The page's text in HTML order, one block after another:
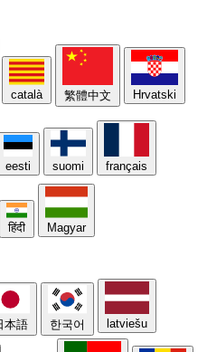
català 繁體中文 Hrvatski
eesti suomi français
हिंदी Magyar
本語 한국어 latviešu